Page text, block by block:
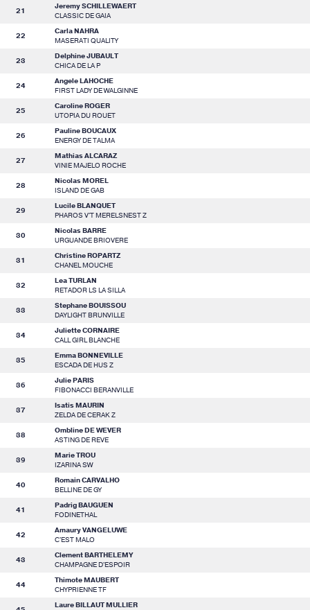
21
Jeremy SCHILLEWAERT
CLASSIC DE GAIA
22
Carla NAHRA
MASERATI QUALITY
23
Delphine JUBAULT
CHICA DE LA P
24
Angele LAHOCHE
FIRST LADY DE WALGINNE
25
Caroline ROGER
UTOPIA DU ROUET
26
Pauline BOUCAUX
ENERGY DE TALMA
27
Mathias ALCARAZ
VINIE MAJELO ROCHE
28
Nicolas MOREL
ISLAND DE GAB
29
Lucile BLANQUET
PHAROS V'T MERELSNEST Z
30
Nicolas BARRE
URGUANDE BRIOVERE
31
Christine ROPARTZ
CHANEL MOUCHE
32
Lea TURLAN
RETADOR LS LA SILLA
33
Stephane BOUISSOU
DAYLIGHT BRUNVILLE
34
Juliette CORNAIRE
CALL GIRL BLANCHE
35
Emma BONNEVILLE
ESCADA DE HUS Z
36
Julie PARIS
FIBONACCI BERANVILLE
37
Isatis MAURIN
ZELDA DE CERAK Z
38
Ombline DE WEVER
ASTING DE REVE
39
Marie TROU
IZARINA SW
40
Romain CARVALHO
BELLINE DE GY
41
Padrig BAUGUEN
FODINETHAL
42
Amaury VANGELUWE
C'EST MALO
43
Clement BARTHELEMY
CHAMPAGNE D'ESPOIR
44
Thimote MAUBERT
CHYPRIENNE TF
Laure BILLAUT MULLIER